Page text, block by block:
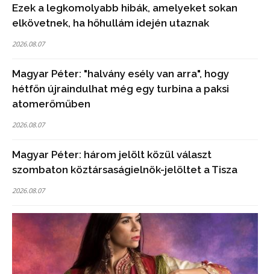
Ezek a legkomolyabb hibák, amelyeket sokan
elkövetnek, ha hőhullám idején utaznak
2026.08.07
Magyar Péter: "halvány esély van arra", hogy
hétfőn újraindulhat még egy turbina a paksi
atomerőműben
2026.08.07
Magyar Péter: három jelölt közül választ
szombaton köztársaságielnök-jelöltet a Tisza
2026.08.07